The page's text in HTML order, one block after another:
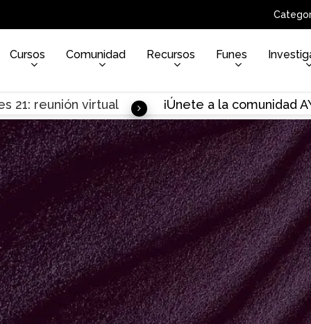
Cursos Comunidad Recursos Funes
21: reunión virtual ¡Únete a la comunidad